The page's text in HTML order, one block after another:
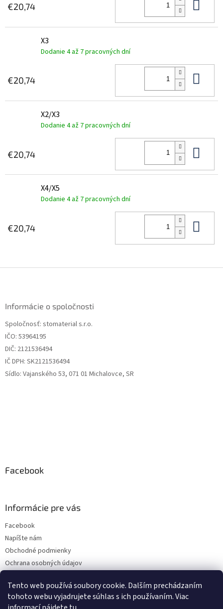
Tento web používá soubory cookie. Dalším prechádzaním
tohoto webu vyjadrujete súhlas s ich používaním. Viac
€20,74
X3
Dodanie 4 až 7 pracovných dní
€20,74
X2/X3
Dodanie 4 až 7 pracovných dní
€20,74
X4/X5
Dodanie 4 až 7 pracovných dní
€20,74
Informácie o spoločnosti
Spoločnosť: stomaterial s.r.o.
IČO: 53964195
DIČ: 2121536494
IČ DPH: SK2121536494
Sídlo: Vajanského 53, 071 01 Michalovce, SR
Facebook
Informácie pre vás
Facebook
Napíšte nám
Obchodné podmienky
Ochrana osobných údajov